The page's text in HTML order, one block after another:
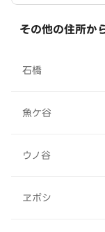
その他の住所か
石橋
魚ケ谷
ウノ谷
ヱボシ